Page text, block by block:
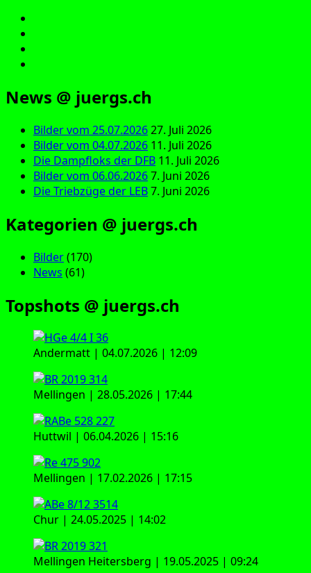
News @ juergs.ch
Bilder vom 25.07.202627. Juli 2026
Bilder vom 04.07.2026 11. Juli 2026
Die Dampfloks der DFB 11. Juli 2026
Bilder vom 06.06.20267. Juni 2026
Die Triebzüge der LEB7. Juni 2026
Kategorien @ juergs.ch
Bilder(170)
News (61)
Topshots @ juergs.ch
Andermatt | 04.07.2026 | 12:09
Mellingen | 28.05.2026 | 17:44
Huttwil | 06.04.2026 | 15:16
Mellingen | 17.02.2026 | 17:15
Chur | 24.05.2025 | 14:02
Mellingen Heitersberg | 19.05.2025 | 09:24